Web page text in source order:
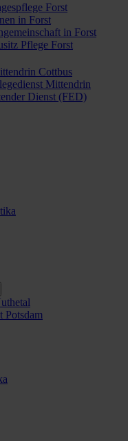
Forst
in Forst
in Forst
Pflege Forst
Cottbus
Mittendrin
Dienst (FED)
Potsdam